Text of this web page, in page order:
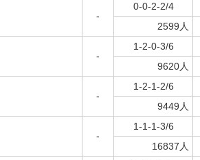
-
0-0-2-2/4
2599人
-
1-2-0-3/6
9620人
-
1-2-1-2/6
9449人
-
1-1-1-3/6
16837人